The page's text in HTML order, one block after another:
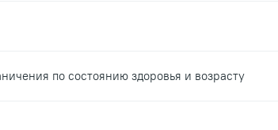
по состоянию здоровья и возрасту